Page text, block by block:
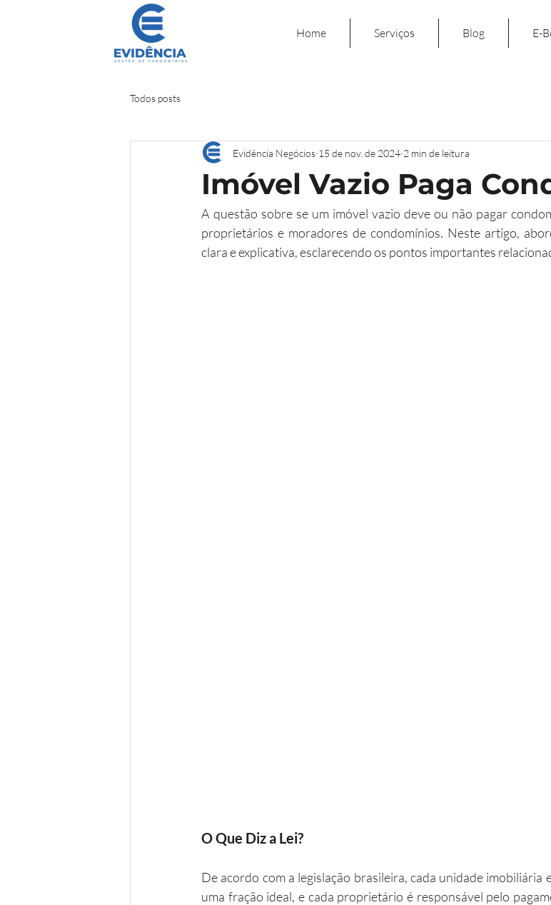
Home Serviços Blog E-
Todos posts
Imóvel Vazio Paga
Evidência Negócios 15 de nov. de 2024 2 min de leitura
A questão sobre se um imóvel vazio deve ou não pagar
proprietários e moradores de condomínios. Neste artigo,
clara e explicativa, esclarecendo os pontos importantes
O Que Diz a Lei?
De acordo com a legislação brasileira, cada unidade imobiliária
uma fração ideal, e cada proprietário é responsável pelo